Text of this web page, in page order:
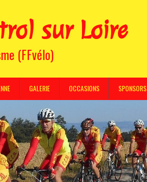
sur Loire
(FFvélo)
GALERIE OCCASIONS SPONSORS